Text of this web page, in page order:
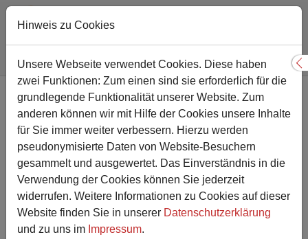
Zum Hauptinhalt springen
Sie sind hier:
Gesamtschule Nachricht
Zwei 2. Plätze für unsere
Handballer/innen bei den
Kreismeisterschaften
22.01.2018 Aktuelles
Hinweis zu Cookies
Unsere Webseite verwendet Cookies. Diese haben
zwei Funktionen: Zum einen sind sie erforderlich für die
grundlegende Funktionalität unserer Website. Zum
anderen können wir mit Hilfe der Cookies unsere Inhalte
für Sie immer weiter verbessern. Hierzu werden
pseudonymisierte Daten von Website-Besuchern
gesammelt und ausgewertet. Das Einverständnis in die
Verwendung der Cookies können Sie jederzeit
widerrufen. Weitere Informationen zu Cookies auf dieser
Website finden Sie in unserer Datenschutzerklärung
und zu uns im Impressum.